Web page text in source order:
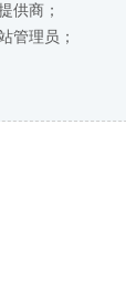
供商；
管理员；